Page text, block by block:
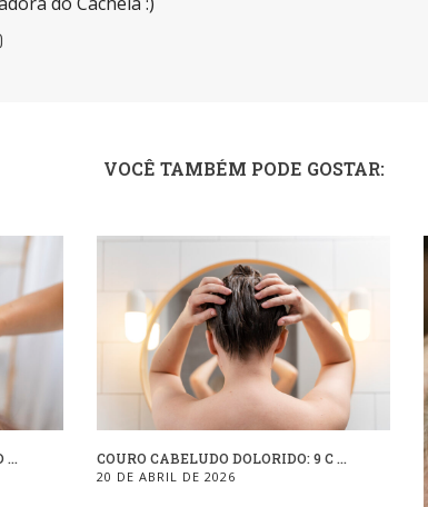
VOCÊ TAMBÉM PODE GOSTAR:
... COURO CABELUDO DOLORIDO: 9 C ...
20 DE ABRIL DE 2026